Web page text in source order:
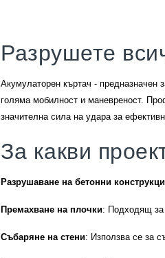
Разрушете
Акумулаторен къртач - предназначен
голяма мобилност и маневреност.
значителна сила на удара за
За какви
Разрушаване на бетонни
Премахване на плочки: Подходящ за
Събаряне на стени: Използва се за